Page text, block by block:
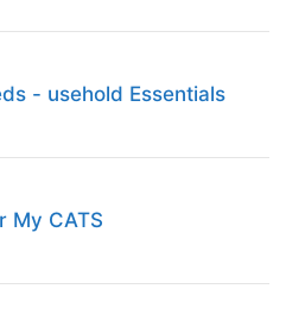
- usehold Essentials
My CATS